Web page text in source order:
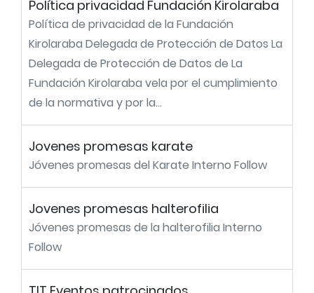
Política privacidad Fundación Kirolaraba
Política de privacidad de la Fundación
Kirolaraba Delegada de Protección de Datos La
Delegada de Protección de Datos de La
Fundación Kirolaraba vela por el cumplimiento
de la normativa y por la...
Jovenes promesas karate
Jóvenes promesas del Karate Interno Follow
Jovenes promesas halterofilia
Jóvenes promesas de la halterofilia Interno
Follow